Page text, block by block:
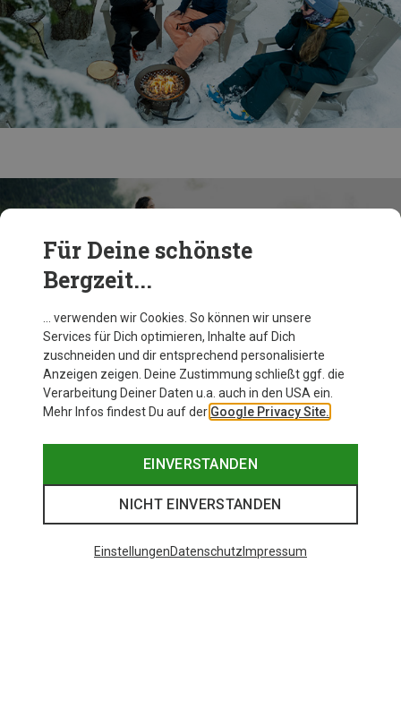
Du bist auf der Suche nach mehr von Buff? Dann
schau im Buff Markenshop vorbei!
Buff Highlights
Für Deine schönste
Bergzeit...
… verwenden wir Cookies. So können wir unsere
Services für Dich optimieren, Inhalte auf Dich
zuschneiden und dir entsprechend personalisierte
Anzeigen zeigen. Deine Zustimmung schließt ggf. die
Verarbeitung Deiner Daten u.a. auch in den USA ein.
Mehr Infos findest Du auf der Google Privacy Site.
EINVERSTANDEN
NICHT EINVERSTANDEN
EinstellungenDatenschutz Impressum